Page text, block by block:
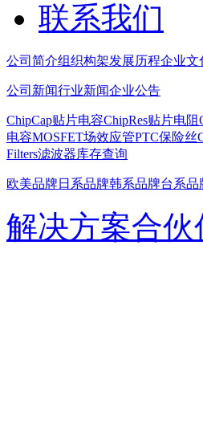
联系我们
公司简介组织构架发展历程企业文
公司新闻行业新闻企业公告
ChipCap贴片电容ChipRes贴片电阻
电容MOSFET场效应管PTC保险丝
Filters滤波器库存查询
欧美品牌日系品牌韩系品牌台系品
解决方案合伙